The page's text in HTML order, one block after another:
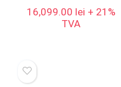
16,099.00 lei + 21%
TVA